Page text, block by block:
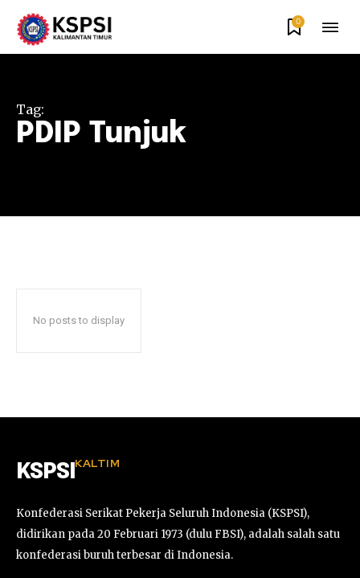
0
Tag:
PDIP Tunjuk
No posts to display
KSPSI KALTIM
Konfederasi Serikat Pekerja Seluruh Indonesia (KSPSI),
didirikan pada 20 Februari 1973 (dulu FBSI), adalah salah satu
konfederasi buruh terbesar di Indonesia.